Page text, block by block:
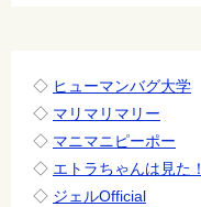
◇ ヒューマンバグ大学
◇ マリマリマリー
◇ マニマニピーポー
◇ エトラちゃんは見た！
◇ ジェルOfficial